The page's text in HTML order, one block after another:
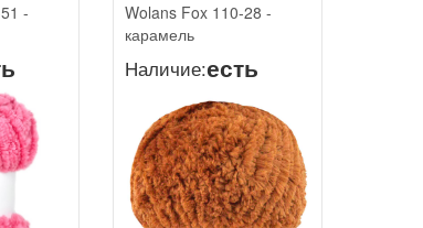
-
Wolans Fox 110-28 -
карамель
Наличие:есть